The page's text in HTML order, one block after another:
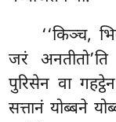
‘‘किञ्च,
जरं
पुरिसेन वा
सत्तानं योब्बने